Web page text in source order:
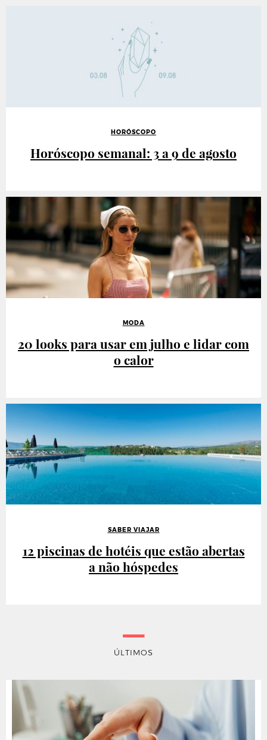
HORÓSCOPO
Horóscopo semanal: 3 a 9 de agosto
MODA
20 looks para usar em julho e lidar com
o calor
SABER VIAJAR
12 piscinas de hotéis que estão abertas
a não hóspedes
ÚLTIMOS